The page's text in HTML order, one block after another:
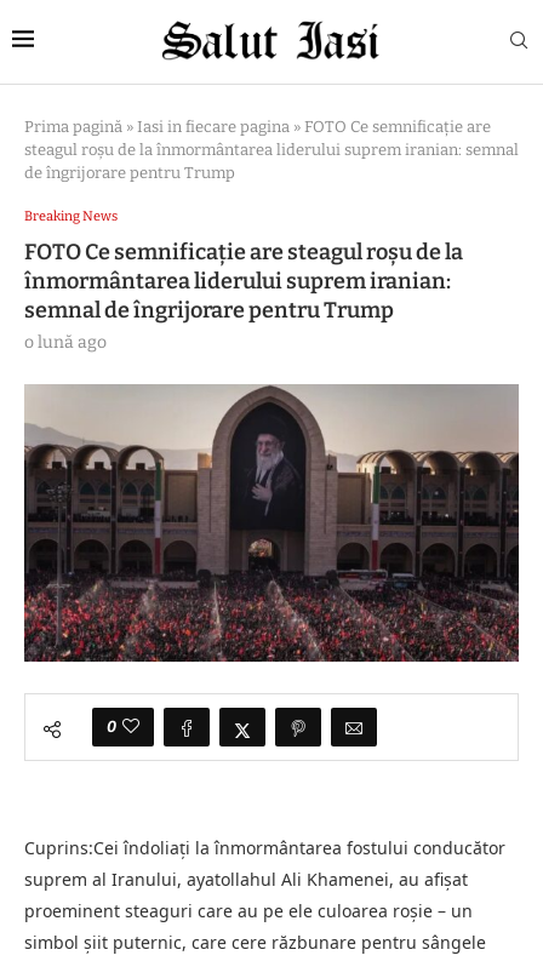
Prima pagină » Iasi in fiecare pagina » FOTO Ce semnificație are
steagul roșu de la înmormântarea liderului suprem iranian: semnal
de îngrijorare pentru Trump
Breaking News
FOTO Ce semnificație are steagul roșu de la
înmormântarea liderului suprem iranian:
semnal de îngrijorare pentru Trump
o lună ago
0
Cuprins:Cei îndoliați la înmormântarea fostului conducător
suprem al Iranului, ayatollahul Ali Khamenei, au afișat
proeminent steaguri care au pe ele culoarea roșie – un
simbol șiit puternic, care cere răzbunare pentru sângele